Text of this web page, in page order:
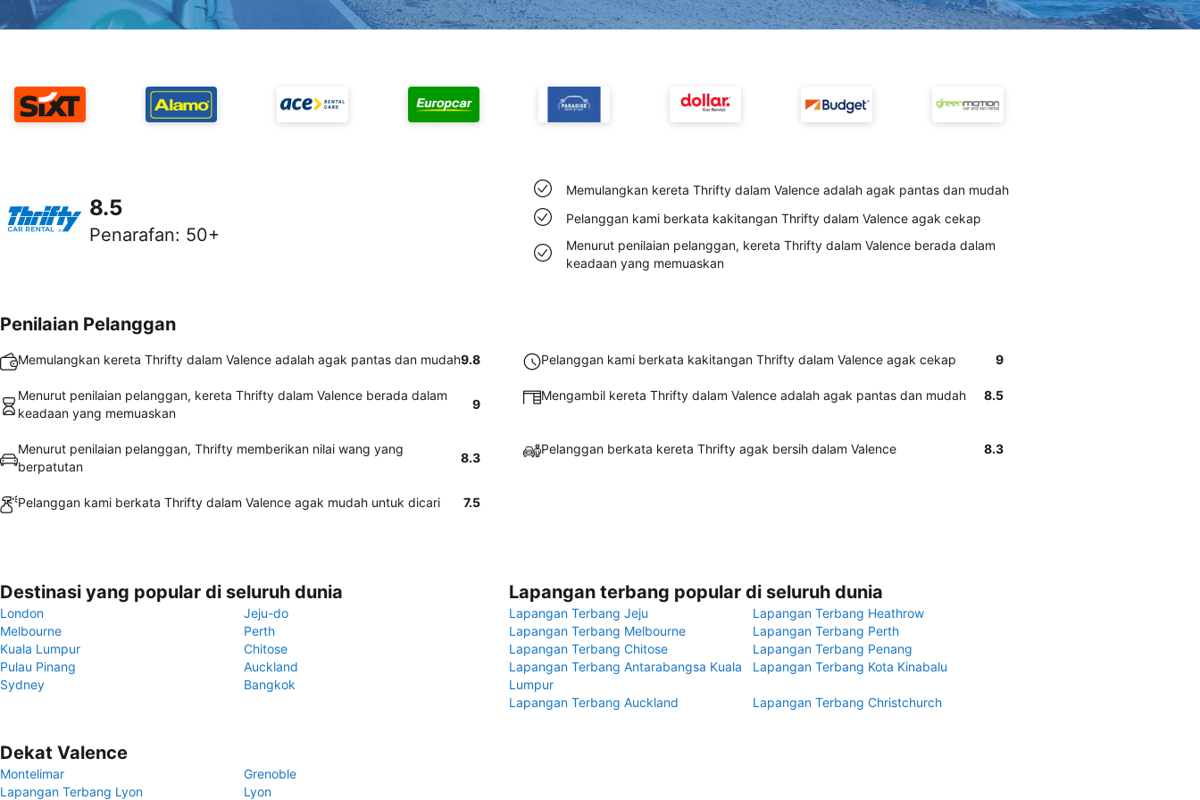
8.5
Penarafan: 50+
Memulangkan kereta Thrifty dalam Valence adalah agak pantas dan mudah
Pelanggan kami berkata kakitangan Thrifty dalam Valence agak cekap
Menurut penilaian pelanggan, kereta Thrifty dalam Valence berada dalam
keadaan yang memuaskan
Penilaian Pelanggan
Memulangkan kereta Thrifty dalam Valence adalah agak pantas dan mudah9.8 Pelanggan kami berkata kakitangan Thrifty dalam Valence agak cekap 9
Menurut penilaian pelanggan, kereta Thrifty dalam Valence berada dalam
keadaan yang memuaskan
9
Mengambil kereta Thrifty dalam Valence adalah agak pantas dan mudah 8.5
Menurut penilaian pelanggan, Thrifty memberikan nilai wang yang
berpatutan
8.3
Pelanggan berkata kereta Thrifty agak bersih dalam Valence 8.3
Pelanggan kami berkata Thrifty dalam Valence agak mudah untuk dicari 7.5
Destinasi yang popular di seluruh dunia
London
Jeju-do
Melbourne
Perth
Kuala Lumpur
Chitose
Pulau Pinang
Auckland
Sydney
Bangkok
Lapangan terbang popular di seluruh dunia
Lapangan Terbang Jeju
Lapangan Terbang Heathrow
Lapangan Terbang Melbourne
Lapangan Terbang Perth
Lapangan Terbang Chitose
Lapangan Terbang Penang
Lapangan Terbang Antarabangsa Kuala
Lumpur
Lapangan Terbang Kota Kinabalu
Lapangan Terbang Auckland Lapangan Terbang Christchurch
Dekat Valence
Montelimar
Grenoble
Lapangan Terbang Lyon
Lyon